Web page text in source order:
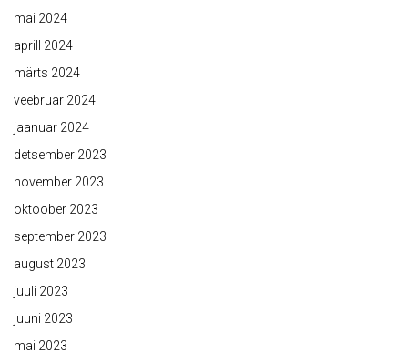
mai 2024
aprill 2024
märts 2024
veebruar 2024
jaanuar 2024
detsember 2023
november 2023
oktoober 2023
september 2023
august 2023
juuli 2023
juuni 2023
mai 2023